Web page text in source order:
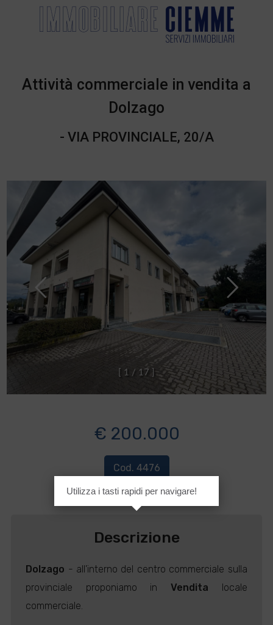
Attività commerciale in vendita a
Dolzago
- VIA PROVINCIALE, 20/A
1 / 1 7
€ 200.000
Cod. 4476
Descrizione
Dolzago - all'interno del centro commerciale sulla
provinciale proponiamo inVendita locale
commerciale.
Utilizza i tasti rapidi per navigare!